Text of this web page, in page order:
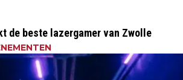
de beste lazergamer van Zwolle